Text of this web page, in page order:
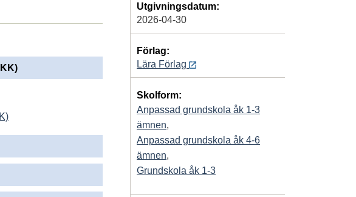
Utgivningsdatum:
2026-04-30
Förlag:
Lära Förlag
Skolform:
Anpassad grundskola åk 1-3
ämnen,
Anpassad grundskola åk 4-6
ämnen,
Grundskola åk 1-3